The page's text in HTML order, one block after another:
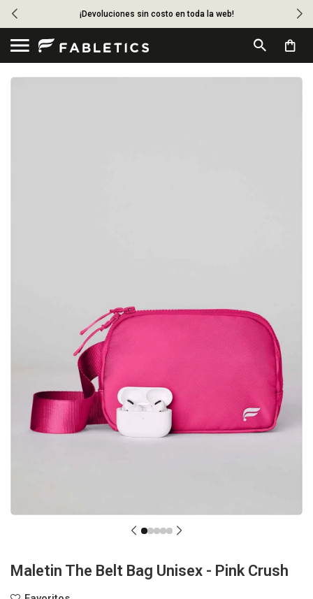
¡Devoluciones sin costo en toda la web!

Maletin The Belt Bag Unisex - Pink Crush